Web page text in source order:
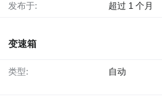
发布于: 超过 1 个月
变速箱
类型: 自动